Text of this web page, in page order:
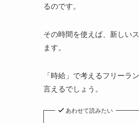
るのです。
その時間を使えば、新しい
ます。
「時給」で考えるフリーラ
言えるでしょう。
あわせて読みたい